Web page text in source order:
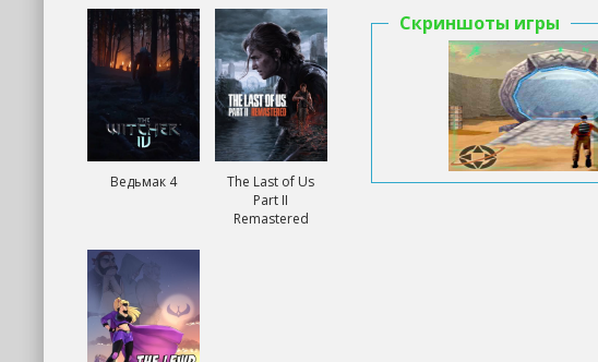
Скриншоты игры
Ведьмак 4
The Last of Us
Part II
Remastered